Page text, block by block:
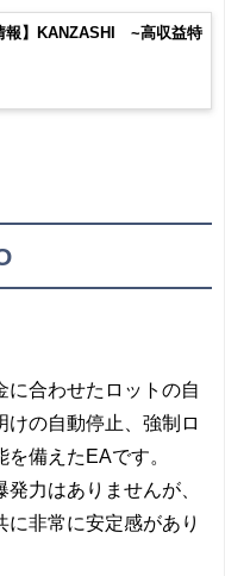
報】KANZASHI ~高収益特
に合わせたロットの自
の自動停止、強制ロ
備えたEAです。
力はありませんが、
非常に安定感があり